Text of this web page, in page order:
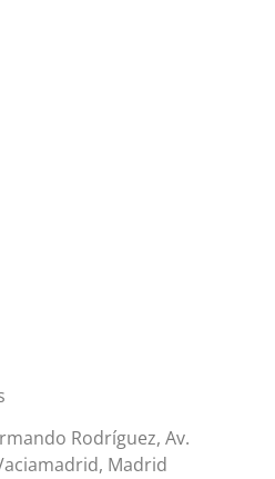
Rodríguez, Av.
Madrid